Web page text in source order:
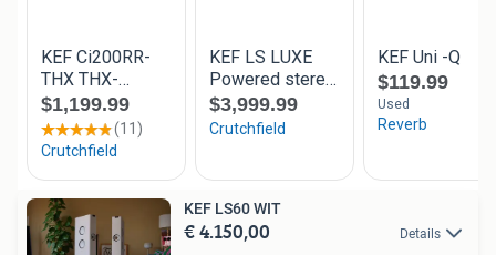
KEF LS60 WIT
€ 4.150,00 Details